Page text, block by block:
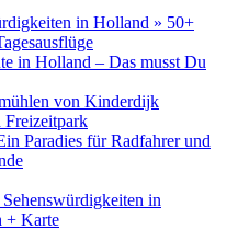
in Holland » 50+
in Holland – Das musst Du
von Kinderdijk
Freizeitpark
Paradies für Radfahrer und
in
+ Karte